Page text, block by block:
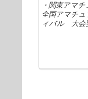
・関東アマ
全国アマチ
ィバル 大会